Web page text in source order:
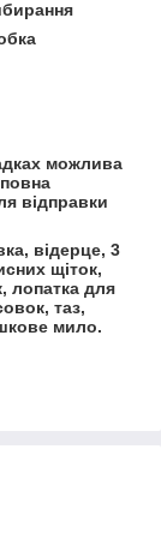
можлива
відправки
відерце, 3
щіток,
лопатка для
таз,
мило.